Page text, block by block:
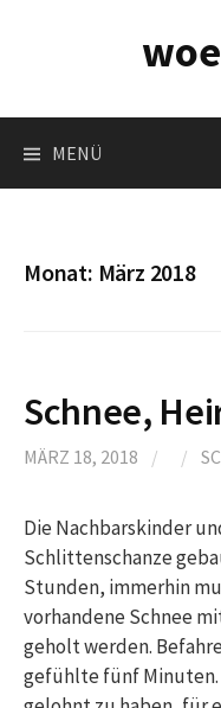
MENÜ
Monat: März 2018
Schnee,
MÄRZ 18, 2018 / /
Die Nachbarskinder
Schlittenschanze
Stunden, immerhin
vorhandene Schnee
geholt werden.
gefühlte fünf Minuten.